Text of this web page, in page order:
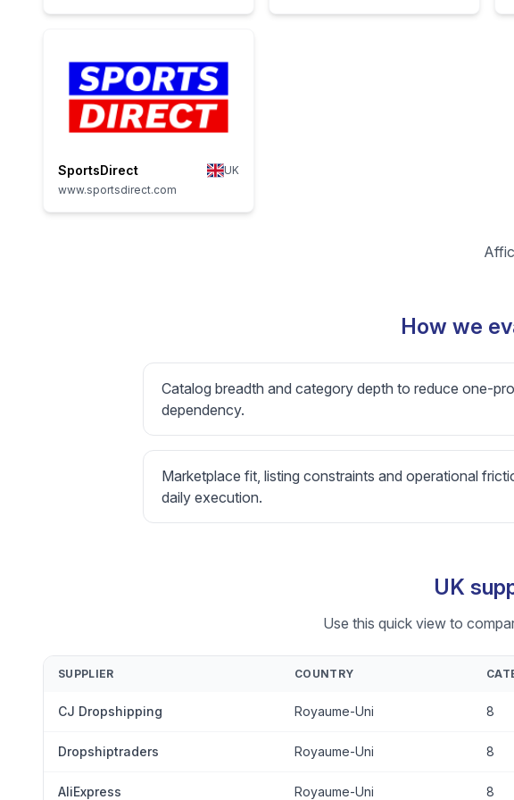
SportsDirect
UK
www.sportsdirect.com
How we
Catalog breadth and category depth to reduce one-
dependency.
Marketplace fit, listing constraints and operational
daily execution.
UK
Use this quick view to
SUPPLIER COUNTRY
CJ Dropshipping Royaume-Uni 8
Dropshiptraders Royaume-Uni 8
AliExpress Royaume-Uni 8